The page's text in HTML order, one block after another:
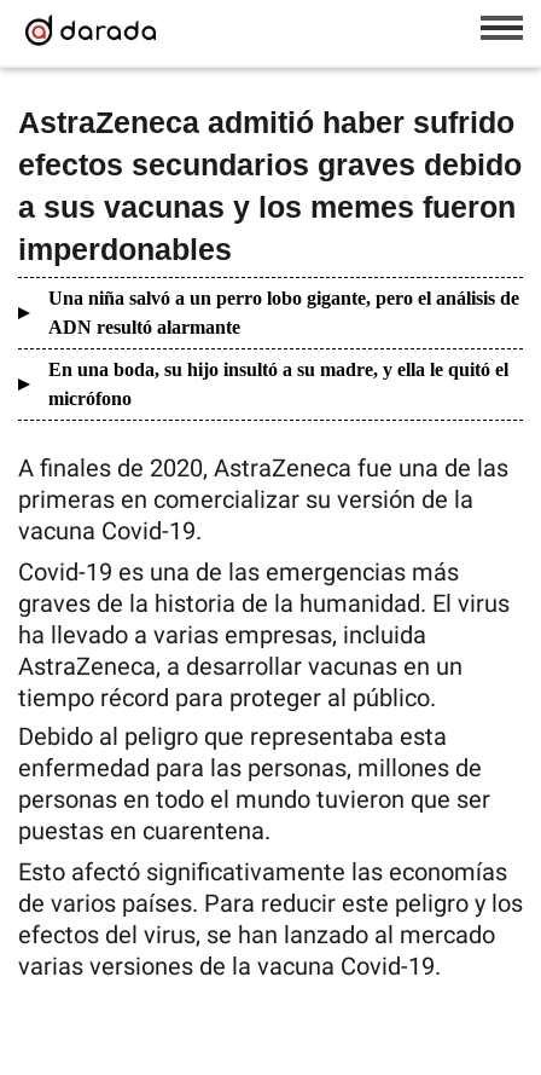
AstraZeneca admitió haber sufrido
efectos secundarios graves debido
a sus vacunas y los memes fueron
imperdonables
Una niña salvó a un perro lobo gigante, pero el análisis de
ADN resultó alarmante
En una boda, su hijo insultó a su madre, y ella le quitó el
micrófono
A finales de 2020, AstraZeneca fue una de las
primeras en comercializar su versión de la
vacuna Covid-19.
Covid-19 es una de las emergencias más
graves de la historia de la humanidad. El virus
ha llevado a varias empresas, incluida
AstraZeneca, a desarrollar vacunas en un
tiempo récord para proteger al público.
Debido al peligro que representaba esta
enfermedad para las personas, millones de
personas en todo el mundo tuvieron que ser
puestas en cuarentena.
Esto afectó significativamente las economías
de varios países. Para reducir este peligro y los
efectos del virus, se han lanzado al mercado
varias versiones de la vacuna Covid-19.